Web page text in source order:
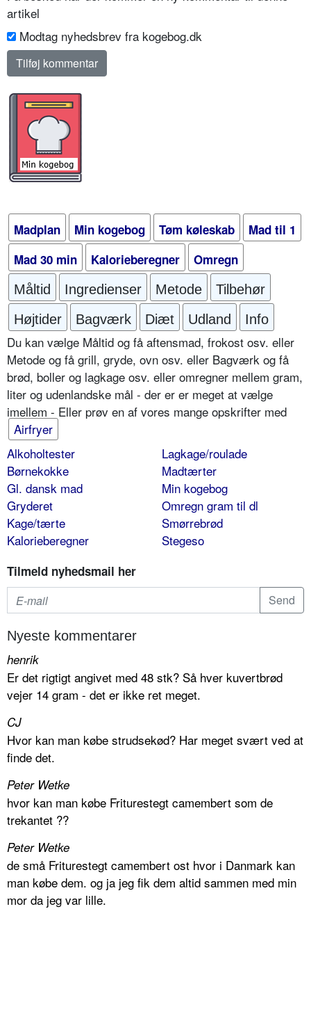
artikel
Modtag nyhedsbrev fra kogebog.dk
Madplan Min kogebog Tøm køleskab
Mad til 1
Mad 30 min
Kalorieberegner Omregn
Måltid Ingredienser Metode
Tilbehør
Højtider
Bagværk Diæt Udland Info
Du kan vælge Måltid og få aftensmad, frokost osv. eller
Metode og få grill, gryde, ovn osv. eller Bagværk og få
brød, boller og lagkage osv. eller omregner mellem gram,
liter og udenlandske mål - der er er meget at vælge
imellem - Eller prøv en af vores mange opskrifter med
Airfryer
Alkoholtester
Børnekokke
Gl. dansk mad
Gryderet
Kage/tærte
Kalorieberegner
Lagkage/roulade
Madtærter
Min kogebog
Omregn gram til dl
Smørrebrød
Stegeso
Tilmeld nyhedsmail her
Nyeste kommentarer
henrik
Er det rigtigt angivet med 48 stk? Så hver kuvertbrød
vejer 14 gram - det er ikke ret meget.
CJ
Hvor kan man købe strudsekød? Har meget svært ved at
finde det.
Peter Wetke
hvor kan man købe Friturestegt camembert som de
trekantet ??
Peter Wetke
de små Friturestegt camembert ost hvor i Danmark kan
man købe dem. og ja jeg fik dem altid sammen med min
mor da jeg var lille.